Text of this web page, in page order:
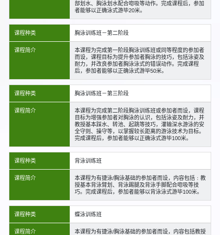
部划水、胸泳划水配合唿吸等动作。完成课程后，参加
者能够以正确泳式游毕20米。
课程种类 胸泳训练班－第二阶段
课程简介
本课程为完成第一阶段胸泳训练班或同等程度的参加者
而设，课程目标为提升参加者胸泳的技巧，包括泳姿及
耐力，并改良参加者胸泳泳式的错误动作。完成课程
后，参加者能够以正确泳式游毕50米。
课程种类 胸泳训练班－第三阶段
课程简介
本课程为完成第二阶段胸泳训练班或参加者而设，课程
目标为增强参加者对胸泳的认识，包括泳姿及耐力，并
教授基本踩水、转池、起跳等技巧，灌输深水游泳的安
全守则、操守等，以掌握较长距离的游泳技术为目标。
完成课程后，参加者能够以正确泳式游毕100米。
课程种类 背泳训练班
课程简介
本课程为有捷泳/胸泳基础的参加者而设，内容包括﹕教
授基本背泳臂划、背泳踢腿及背泳手脚配合唿吸等技
巧。完成课程后，参加者能够以背泳泳式游毕100米。
课程种类 蝶泳训练班
课程简介
本课程为有捷泳/胸泳基础的参加者而设，内容包括教授